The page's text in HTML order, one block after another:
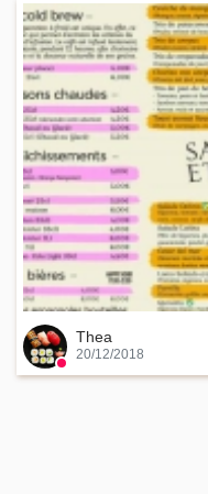
Thea
20/12/2018